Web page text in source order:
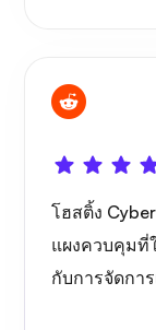
โฮสติ้ง
แผงควบคุมที่
กับการจัดกา